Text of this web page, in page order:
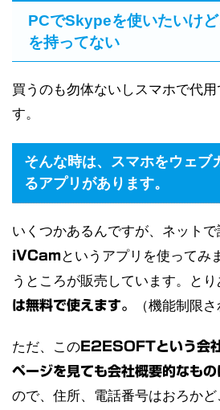
PCでSkypeを使いたいけ
を持ってない
買うのも勿体ないしスマホで代
す。
そんな時は、スマホをウェブ
るアプリがあります。
いくつかあるんですが、ネット
iVCamというアプリを使ってみ
うところが販売しています。と
は無料で使えます。
（機能制限さ
ただ、この E2ESOFTという会
ページを見ても会社概要的なも
ので、住所、電話番号はおろか